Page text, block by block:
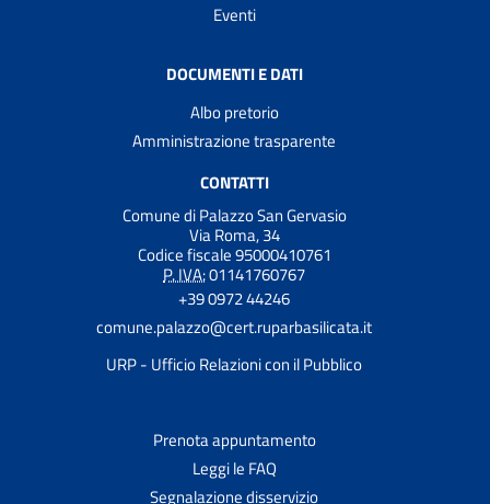
Eventi
DOCUMENTI E DATI
Albo pretorio
Amministrazione trasparente
CONTATTI
Comune di Palazzo San Gervasio
Via Roma, 34
Codice fiscale 95000410761
P. IVA:01141760767
+39 0972 44246
comune.palazzo@cert.ruparbasilicata.it
URP - Ufficio Relazioni con il Pubblico
Prenota appuntamento
Leggi le FAQ
Segnalazione disservizio